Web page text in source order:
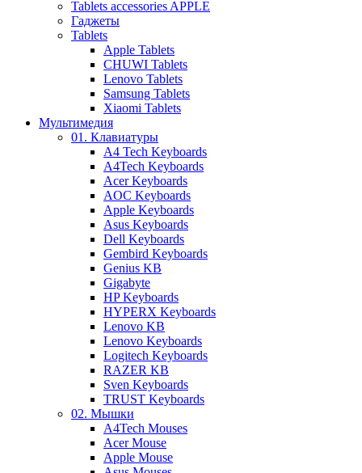
Tablets accessories APPLE
Гаджеты
Tablets
Apple Tablets
CHUWI Tablets
Lenovo Tablets
Samsung Tablets
Xiaomi Tablets
Мультимедия
01. Клавиатуры
A4 Tech Keyboards
A4Tech Keyboards
Acer Keyboards
AOC Keyboards
Apple Keyboards
Asus Keyboards
Dell Keyboards
Gembird Keyboards
Genius KB
Gigabyte
HP Keyboards
HYPERX Keyboards
Lenovo KB
Lenovo Keyboards
Logitech Keyboards
RAZER KB
Sven Keyboards
TRUST Keyboards
02. Мышки
A4Tech Mouses
Acer Mouse
Apple Mouse